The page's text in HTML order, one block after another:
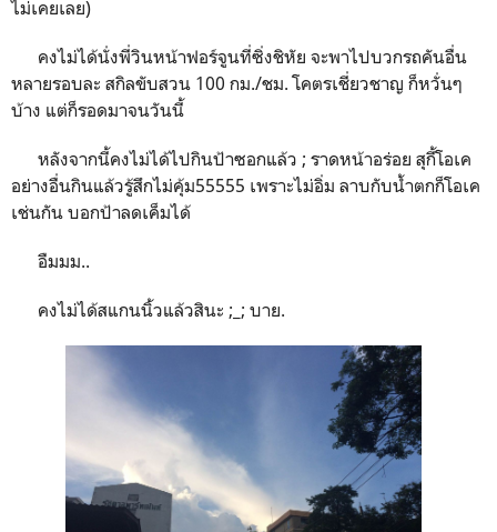
ไม่เคยเลย)
คงไม่ได้นั่งพี่วินหน้าฟอร์จูนที่ซิ่งชิหัย จะพาไปบวกรถคันอื่น
หลายรอบละ สกิลขับสวน 100 กม./ชม. โคตรเชี่ยวชาญ ก็หวั่นๆ
บ้าง แต่ก็รอดมาจนวันนี้
หลังจากนี้คงไม่ได้ไปกินป้าซอกแล้ว ; ราดหน้าอร่อย สุกี้โอเค
อย่างอื่นกินแล้วรู้สึกไม่คุ้ม55555 เพราะไม่อิ่ม ลาบกับน้ำตกก็โอเค
เช่นกัน บอกป้าลดเค็มได้
อืมมม..
คงไม่ได้สแกนนิ้วแล้วสินะ ;_; บาย.